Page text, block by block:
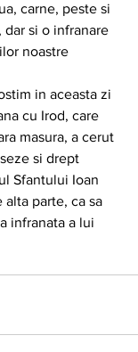
carne, peste si
dar si o infranare
noastre
in aceasta zi
cu Irod, care
masura, a cerut
si drept
Sfantului Ioan
parte, ca sa
infranata a lui